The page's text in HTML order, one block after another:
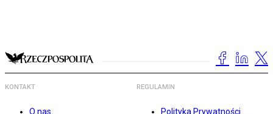
KONTAKT
O nas
REGULAMIN
Polityka Prywatności